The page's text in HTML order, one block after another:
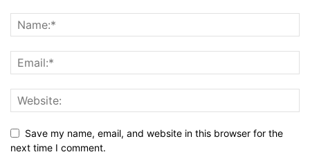
Save my name, email, and website in this browser for the
next time I comment.